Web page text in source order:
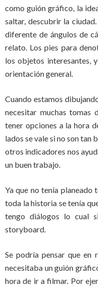
como guión gráfico, la
saltar, descubrir la
diferente de ángulos de
relato. Los pies para
los objetos interesantes,
orientación general.
Cuando estamos
necesitar muchas tomas
tener opciones a la hora
lados se vale si no son tan
otros indicadores nos
un buen trabajo.
Ya que no tenía planeado
toda la historia se tenía
tengo diálogos lo cual
storyboard.
Se podría pensar que en
necesitaba un guión
hora de ir a filmar. Por